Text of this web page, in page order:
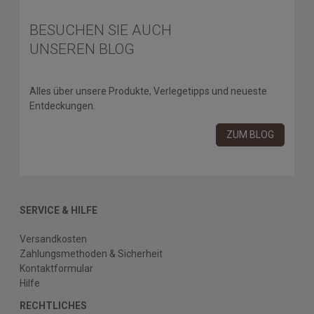
BESUCHEN SIE AUCH
UNSEREN BLOG
Alles über unsere Produkte, Verlegetipps und neueste
Entdeckungen.
ZUM BLOG
SERVICE & HILFE
Versandkosten
Zahlungsmethoden & Sicherheit
Kontaktformular
Hilfe
RECHTLICHES